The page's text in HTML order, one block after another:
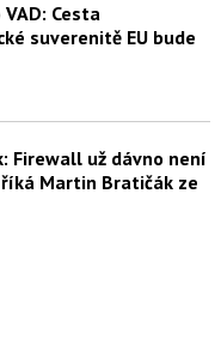
Cesta
suverenitě EU bude
Firewall už dávno není
Martin Bratičák ze